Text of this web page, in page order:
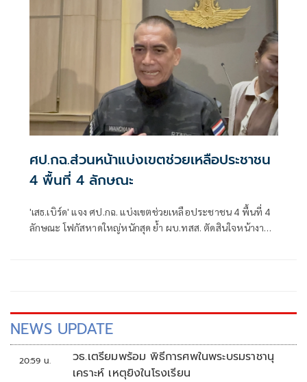
ศป.กฉ.ส่วนหน้าแบ่งเขตช่วยเหลือประชาชน
4 พื้นที่ 4 ลักษณะ
'เสธ.เบิร์ด' แจง ศป.กฉ. แบ่งเขตช่วยเหลือประชาชน 4 พื้นที่ 4
ลักษณะ โฟกัสหาดใหญ่หนักสุด ย้ำ ผบ.ทสส. ตัดสินใจหน้างาน
NEWS UPDATE
20:59 น.
วธ.เตรียมพร้อม พิธีการศพในพระบรมราชานุ
เคราะห์ เหตุยิงในโรงเรียน